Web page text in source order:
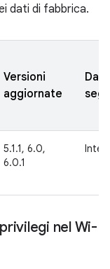
dati di fabbrica.
Versioni
aggiornate
Data
5.1.1, 6.0,
6.0.1
nel Wi-